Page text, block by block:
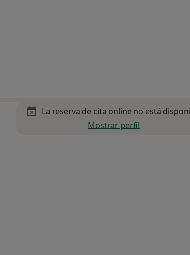
La reserva de cita online no está
Mostrar perfil